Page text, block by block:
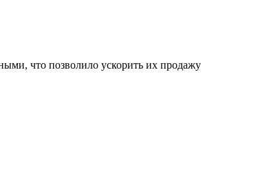
что позволило ускорить их продажу